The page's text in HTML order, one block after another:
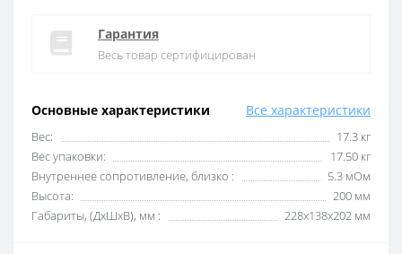
Основные характеристики Все характеристики
Вес:
17.3 кг
Вес упаковки:
17.50 кг
Внутреннее сопротивление, близко :
5.3 мОм
Высота:
200 мм
Габариты, (ДхШхВ), мм :
228х138х202 мм
Гарантия
Весь товар сертифицирован